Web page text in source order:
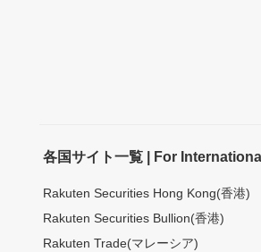
各国サイト一覧 | For International
Rakuten Securities Hong Kong(香港)
Rakuten Securities Bullion(香港)
Rakuten Trade(マレーシア)